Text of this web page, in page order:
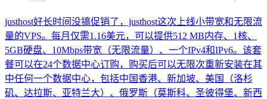
justhost好长时间没搞促销了，justhost这次上线小带宽和无限流
量的VPS。每月仅需1.16美元，可以提供512 MB内存、1核、
5GB硬盘、10Mbps带宽（无限流量）、一个IPv4和IPv6。该套
餐可以在24个数据中心订购，购买后可以无限次重新安装在其
中任何一个数据中心，包括中国香港、新加坡、美国（洛杉
矶、达拉斯、亚特兰大）、俄罗斯（莫斯科、圣彼得堡、新西